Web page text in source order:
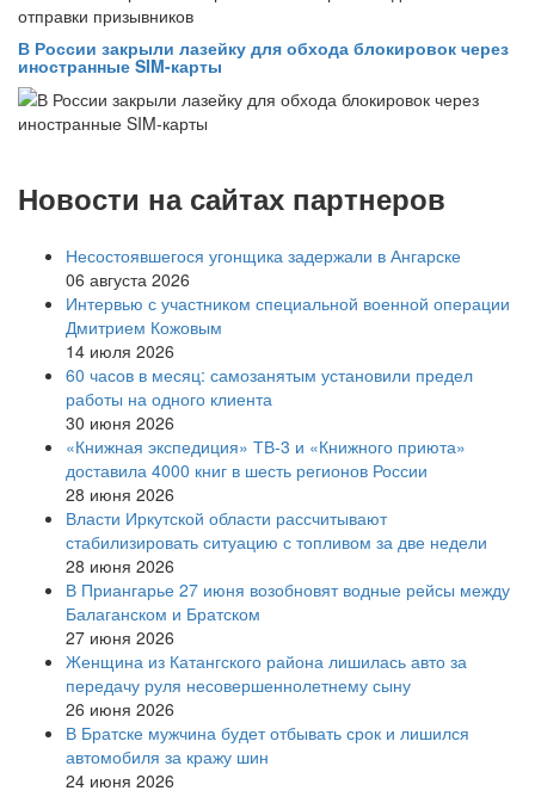
В России закрыли лазейку для обхода блокировок через
иностранные SIM-карты
Новости на сайтах партнеров
Несостоявшегося угонщика задержали в Ангарске
06 августа 2026
Интервью с участником специальной военной операции
Дмитрием Кожовым
14 июля 2026
60 часов в месяц: самозанятым установили предел
работы на одного клиента
30 июня 2026
«Книжная экспедиция» ТВ-3 и «Книжного приюта»
доставила 4000 книг в шесть регионов России
28 июня 2026
Власти Иркутской области рассчитывают
стабилизировать ситуацию с топливом за две недели
28 июня 2026
В Приангарье 27 июня возобновят водные рейсы между
Балаганском и Братском
27 июня 2026
Женщина из Катангского района лишилась авто за
передачу руля несовершеннолетнему сыну
26 июня 2026
В Братске мужчина будет отбывать срок и лишился
автомобиля за кражу шин
24 июня 2026